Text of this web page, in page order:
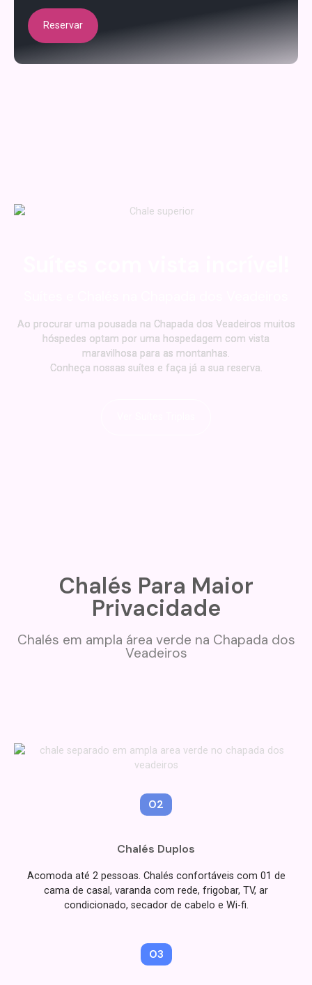
Reservar
Ao procurar uma pousada na Chapada dos Veadeiros muitos
hóspedes optam por uma hospedagem com vista
maravilhosa para as montanhas.
Conheça nossas suítes e faça já a sua reserva.
Chalés Para Maior
Privacidade
Chalés em ampla área verde na Chapada dos
Veadeiros
02
Chalés Duplos
Acomoda até 2 pessoas. Chalés confortáveis com 01 de
cama de casal, varanda com rede, frigobar, TV, ar
condicionado, secador de cabelo e Wi-fi.
03